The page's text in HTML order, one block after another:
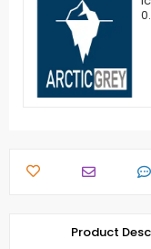
Product